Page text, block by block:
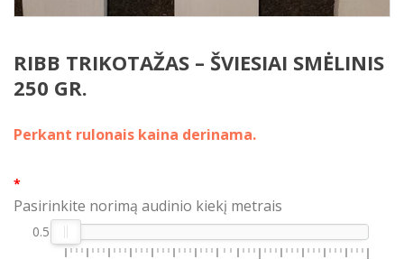
RIBB TRIKOTAŽAS – ŠVIESIAI SMĖLINIS
250 GR.
Perkant rulonais kaina derinama.
*
Pasirinkite norimą audinio kiekį metrais
0.5